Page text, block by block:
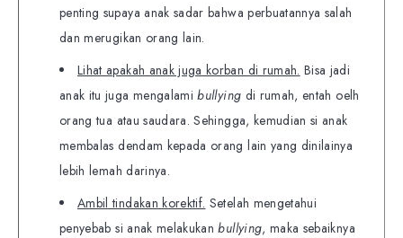
penting supaya anak sadar bahwa perbuatannya salah
dan merugikan orang lain.
Lihat apakah anak juga korban di rumah. Bisa jadi
anak itu juga mengalamibullying di rumah, entah oelh
orang tua atau saudara. Sehingga, kemudian si anak
membalas dendam kepada orang lain yang dinilainya
lebih lemah darinya.
Ambil tindakan korektif. Setelah mengetahui
penyebab si anak melakukanbullying, maka sebaiknya